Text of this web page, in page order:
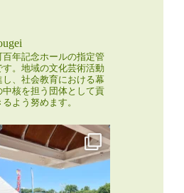
百年記念ホールの指定管
す。地域の文化芸術活動
し、社会教育における幕
中核を担う団体として貢
よう努めます。